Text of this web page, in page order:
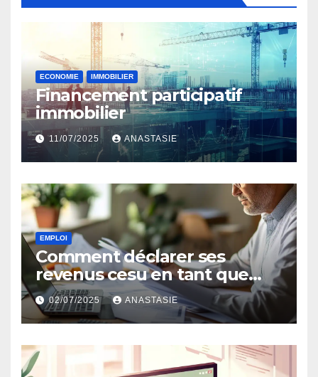
ECONOMIE IMMOBILIER
Financement participatif
immobilier
11/07/2025 ANASTASIE
EMPLOI
Comment déclarer ses
revenus cesu en tant que
salarié ?
02/07/2025 ANASTASIE